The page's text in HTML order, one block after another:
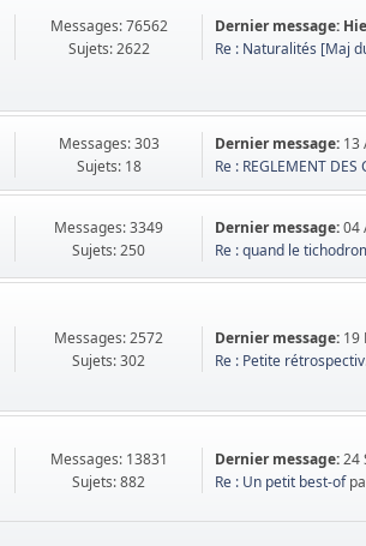
Messages: 76562
Sujets: 2622
Dernier message:
Re : Naturalités [Maj
Messages: 303
Sujets: 18
Dernier message: 13
Re : REGLEMENT DES
Messages: 3349
Sujets: 250
Dernier message:04
Re : quand le
Messages: 2572
Sujets: 302
Dernier message: 19
Re : Petite
Messages: 13831
Sujets: 882
Dernier message:24
Re : Un petit best-of